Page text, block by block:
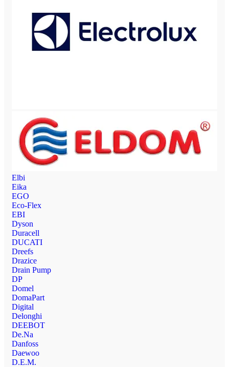
Elbi
Eika
EGO
Eco-Flex
EBI
Dyson
Duracell
DUCATI
Dreefs
Drazice
Drain Pump
DP
Domel
DomaPart
Digital
Delonghi
DEEBOT
De.Na
Danfoss
Daewoo
D.E.M.